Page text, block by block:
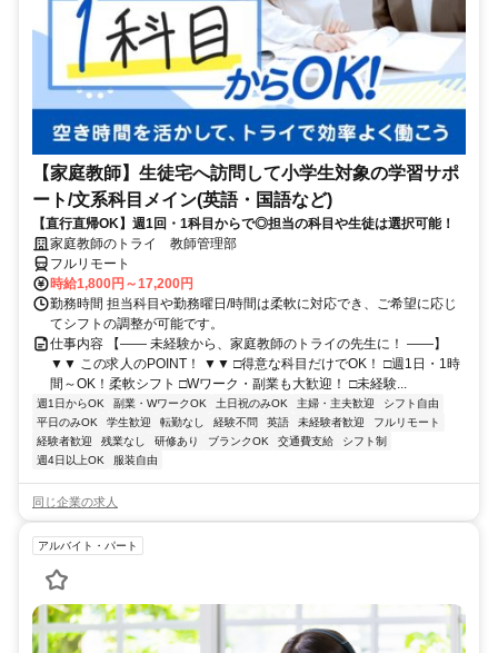
【家庭教師】生徒宅へ訪問して小学生対象の学習サポ
ート/文系科目メイン(英語・国語など)
【直行直帰OK】週1回・1科目からで◎担当の科目や生徒は選択可能！
家庭教師のトライ 教師管理部
フルリモート
時給1,800円～17,200円
勤務時間 担当科目や勤務曜日/時間は柔軟に対応でき、ご希望に応じ
てシフトの調整が可能です。
仕事内容 【―― 未経験から、家庭教師のトライの先生に！ ――】
▼▼ この求人のPOINT！ ▼▼ □得意な科目だけでOK！ □週1日・1時
間～OK！柔軟シフト □Wワーク・副業も大歓迎！ □未経験...
週1日からOK 副業・WワークOK 土日祝のみOK 主婦・主夫歓迎
シフト自由
平日のみOK
学生歓迎 転勤なし 経験不問 英語 未経験者歓迎
フルリモート
経験者歓迎
残業なし 研修あり ブランクOK 交通費支給
シフト制
週4日以上OK
服装自由
同じ企業の求人
アルバイト・パート